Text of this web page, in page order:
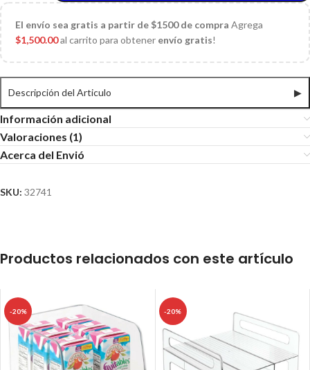
El envío sea gratis a partir de $1500 de compra Agrega
$1,500.00al carrito para obtener envío gratis!
Descripción del Articulo ▶
Información adicional
Valoraciones (1)
Acerca del Envió
SKU: 32741
Productos relacionados con este artículo
-20% -20%